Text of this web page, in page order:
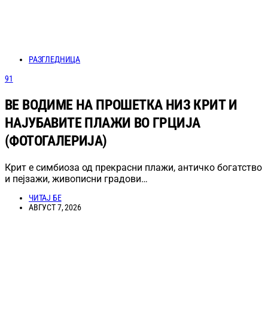
РАЗГЛЕДНИЦА
91
ВЕ ВОДИМЕ НА ПРОШЕТКА НИЗ КРИТ И
НАЈУБАВИТЕ ПЛАЖИ ВО ГРЦИЈА
(ФОТОГАЛЕРИЈА)
Крит е симбиоза од прекрасни плажи, античко богатство
и пејзажи, живописни градови…
ЧИТАЈ БЕ
АВГУСТ 7, 2026